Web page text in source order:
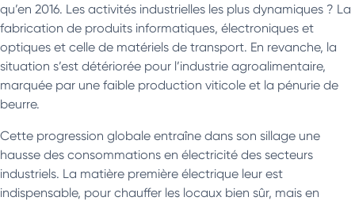
qu’en 2016. Les activités industrielles les plus dynamiques ? La
fabrication de produits informatiques, électroniques et
optiques et celle de matériels de transport. En revanche, la
situation s’est détériorée pour l’industrie agroalimentaire,
marquée par une faible production viticole et la pénurie de
beurre.
Cette progression globale entraîne dans son sillage une
hausse des consommations en électricité des secteurs
industriels. La matière première électrique leur est
indispensable, pour chauffer les locaux bien sûr, mais en